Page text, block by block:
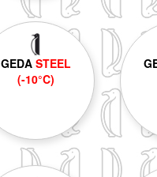
GEDASTEEL
(-10°C)